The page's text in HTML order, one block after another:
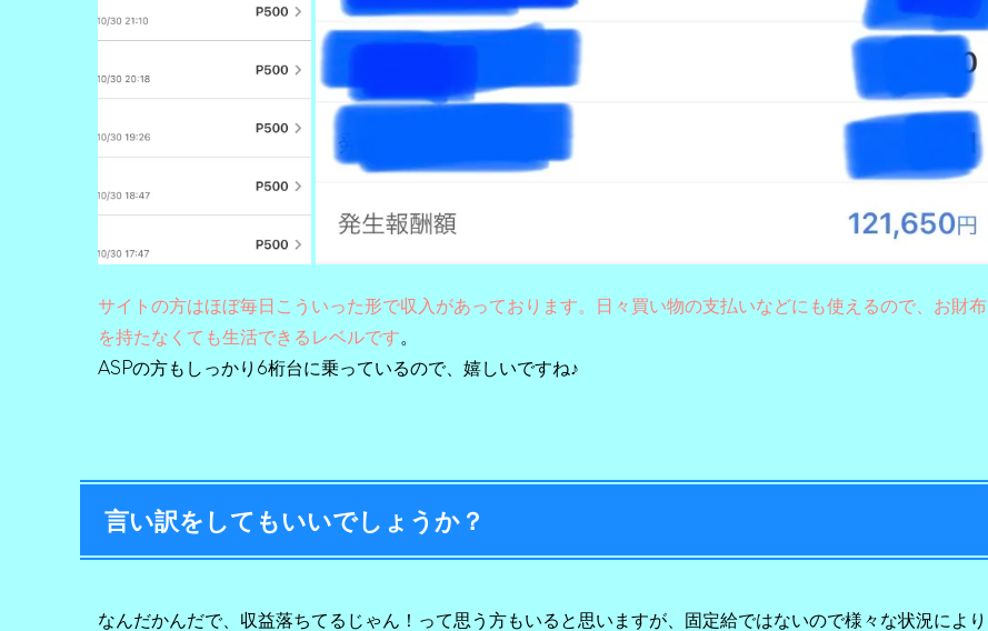
サイトの方はほぼ毎日こういった形で収入があっております。日々買い物の支払いなどにも使えるので、お財布
を持たなくても生活できるレベルです。
ASPの方もしっかり6桁台に乗っているので、嬉しいですね♪
言い訳をしてもいいでしょうか？
なんだかんだで、収益落ちてるじゃん！って思う方もいると思いますが、固定給ではないので様々な状況により